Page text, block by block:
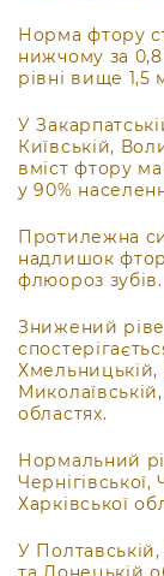
Норма фтору
нижчому за
рівні вище
У
Київській,
вміст фтору
у 90%
Протилежна
надлишок
флюороз зубів.
Знижений
Хмельницькій,
областях.
Нормальний
Чернігівської,
Харківської
У